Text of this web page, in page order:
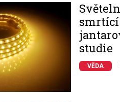
smrtící
studie
VĚDA